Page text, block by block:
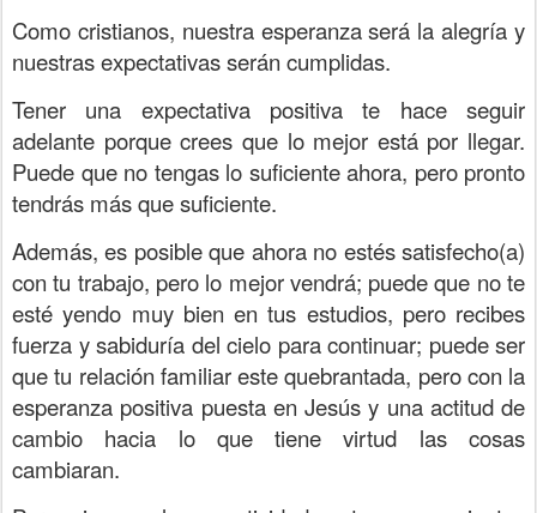
Como cristianos, nuestra esperanza será la alegría y
nuestras expectativas serán cumplidas.
Tener una expectativa positiva te hace seguir
adelante porque crees que lo mejor está por llegar.
Puede que no tengas lo suficiente ahora, pero pronto
tendrás más que suficiente.
Además, es posible que ahora no estés satisfecho(a)
con tu trabajo, pero lo mejor vendrá; puede que no te
esté yendo muy bien en tus estudios, pero recibes
fuerza y sabiduría del cielo para continuar; puede ser
que tu relación familiar este quebrantada, pero con la
esperanza positiva puesta en Jesús y una actitud de
cambio hacia lo que tiene virtud las cosas
cambiaran.